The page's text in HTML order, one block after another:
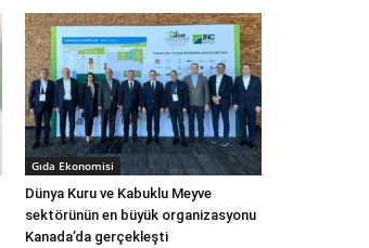
Gıda Ekonomisi
Dünya Kuru ve Kabuklu Meyve
sektörünün en büyük organizasyonu
Kanada’da gerçekleşti